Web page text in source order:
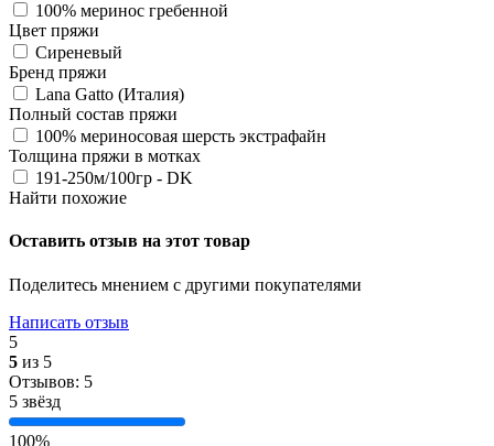
100% меринос гребенной
Цвет пряжи
Сиреневый
Бренд пряжи
Lana Gatto (Италия)
Полный состав пряжи
100% мериносовая шерсть экстрафайн
Толщина пряжи в мотках
191-250м/100гр - DK
Найти похожие
Оставить отзыв на этот товар
Поделитесь мнением с другими покупателями
Написать отзыв
5
5 из 5
Отзывов: 5
5 звёзд
100%